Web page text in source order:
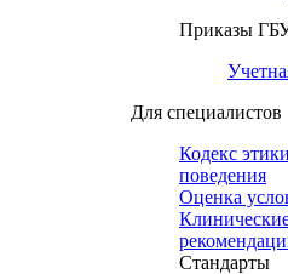
Приказы
Для специалистов
Кодекс
поведения
Оценка
Cтандарты